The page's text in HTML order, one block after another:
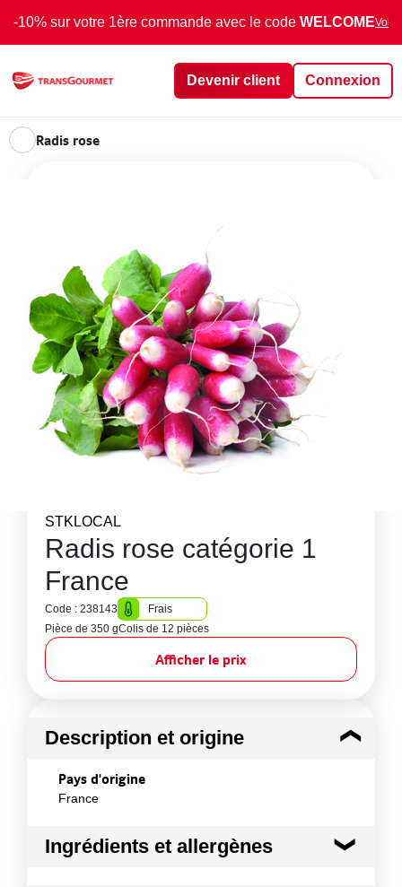
-10% sur votre 1ère commande avec le code WELCOMEVoir
Devenir client Connexion
Radis rose
STKLOCAL
Radis rose catégorie 1
France
Code : 238143
Frais
Pièce de 350 gColis de 12 pièces
Afficher le prix
Description et origine
Pays d'origine
France
Ingrédients et allergènes